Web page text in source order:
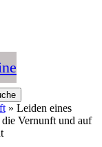
» Leiden eines
die Vernunft und auf